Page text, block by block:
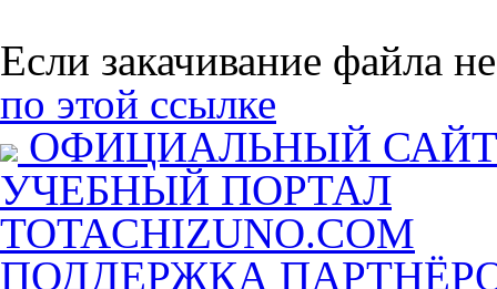
Если закачивание файла
по этой ссылке
ОФИЦИАЛЬНЫЙ
УЧЕБНЫЙ ПОРТАЛ
TOTACHIZUNO.COM
ПОДДЕРЖКА